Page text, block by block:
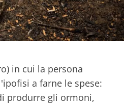
in cui la persona
a farne le spese:
produrre gli ormoni,